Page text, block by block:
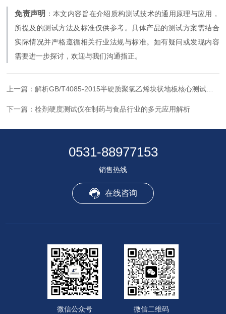
免责声明 ：本文内容旨在介绍质构测试技术的通用原理与应用，
所提及的测试方法及标准仅供参考。具体产品的测试方案需结合
实际情况并严格遵循相关行业法规与标准。如有疑问或发现内容
需要进一步探讨，欢迎与我们沟通指正。
上一篇：解析GB/T4085-2015半硬质聚氯乙烯块状地板核心测试项目与仪器方案
下一篇：栓剂硬度测试仪在制药与食品行业的多元应用解析
0531-88977153
销售热线
在线咨询
微信公众号 微信二维码